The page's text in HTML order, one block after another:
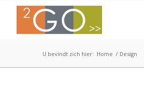
U bevindt zich hier: Home / Design